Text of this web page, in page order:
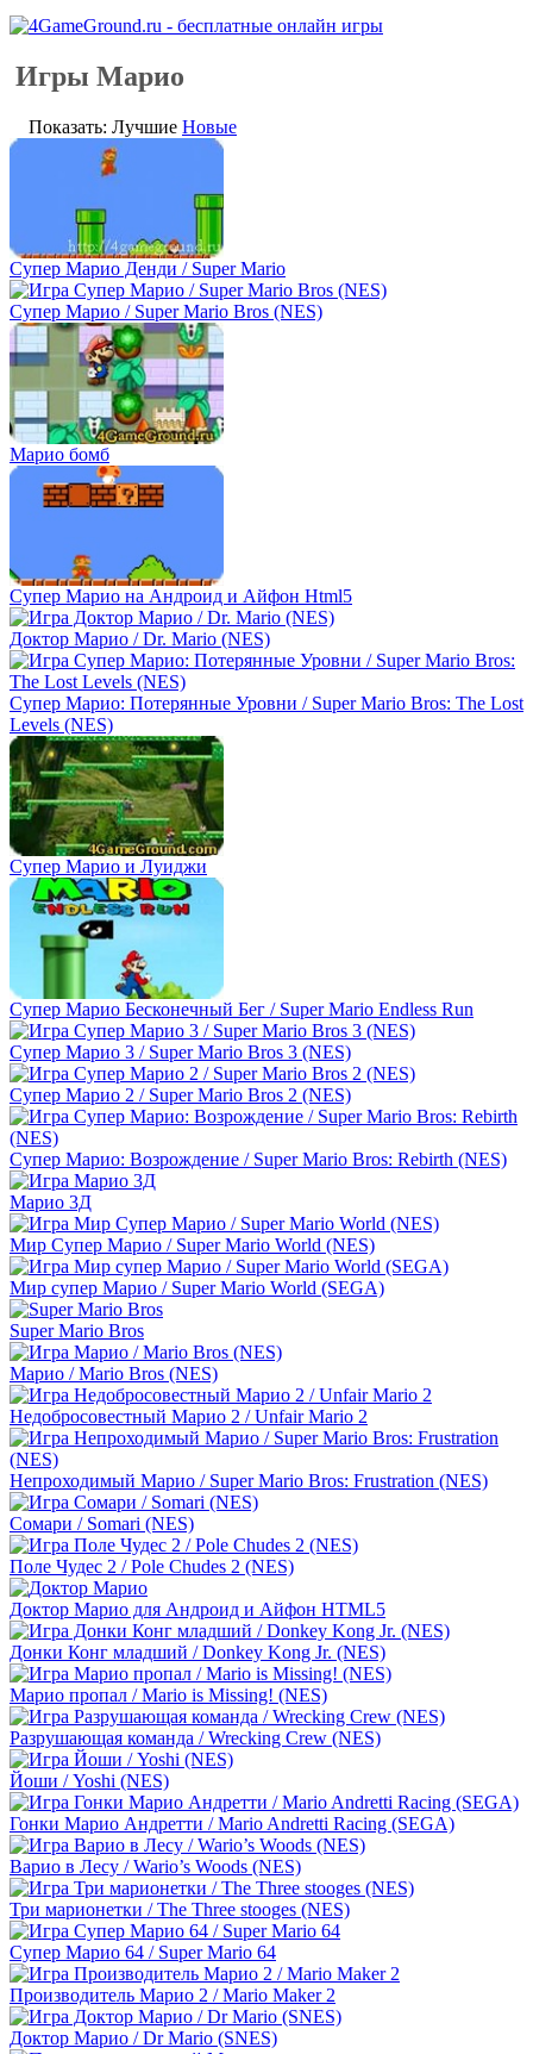
Игры Марио
Показать: Лучшие Новые
Супер Марио Денди / Super Mario
Супер Марио / Super Mario Bros (NES)
Марио бомб
Супер Марио на Андроид и Айфон Html5
Доктор Марио / Dr. Mario (NES)
Супер Марио: Потерянные Уровни / Super Mario Bros: The Lost
Levels (NES)
Супер Марио и Луиджи
Супер Марио Бесконечный Бег / Super Mario Endless Run
Супер Марио 3 / Super Mario Bros 3 (NES)
Супер Марио 2 / Super Mario Bros 2 (NES)
Супер Марио: Возрождение / Super Mario Bros: Rebirth (NES)
Марио 3Д
Мир Супер Марио / Super Mario World (NES)
Мир супер Марио / Super Mario World (SEGA)
Super Mario Bros
Марио / Mario Bros (NES)
Недобросовестный Марио 2 / Unfair Mario 2
Непроходимый Марио / Super Mario Bros: Frustration (NES)
Сомари / Somari (NES)
Поле Чудес 2 / Pole Chudes 2 (NES)
Доктор Марио для Андроид и Айфон HTML5
Донки Конг младший / Donkey Kong Jr. (NES)
Марио пропал / Mario is Missing! (NES)
Разрушающая команда / Wrecking Crew (NES)
Йоши / Yoshi (NES)
Гонки Марио Андретти / Mario Andretti Racing (SEGA)
Варио в Лесу / Wario’s Woods (NES)
Три марионетки / The Three stooges (NES)
Супер Марио 64 / Super Mario 64
Производитель Марио 2 / Mario Maker 2
Доктор Марио / Dr Mario (SNES)